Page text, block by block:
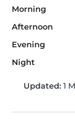
Morning
Afternoon
Evening
Night
Updated: 1